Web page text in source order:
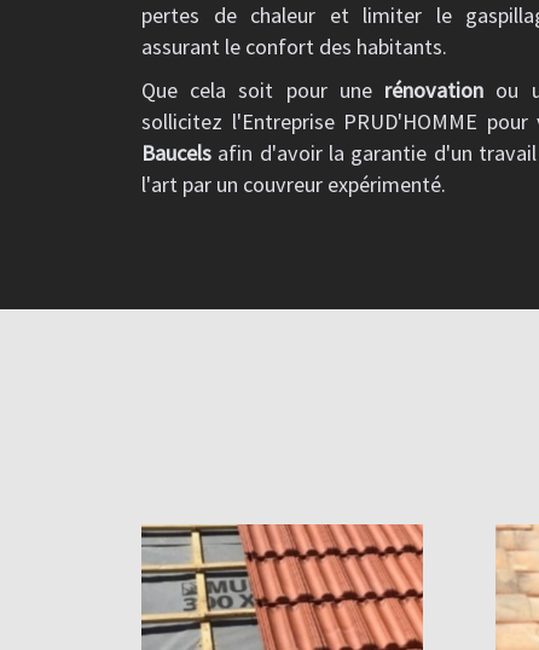
pertes de chaleur et limiter le
assurant le confort des habitants.
Que cela soit pour une rénovation ou
sollicitez l'Entreprise PRUD'HOMME
Baucels afin d'avoir la garantie d'un
l'art par un couvreur expérimenté.